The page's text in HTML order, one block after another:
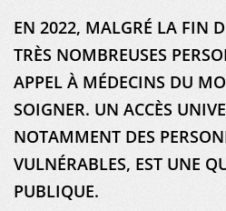
MDM
SUR LE
ACTUALITÉS
PUBLICATIONS
EN 2022, MALGRÉ LA FIN
TRÈS NOMBREUSES
APPEL À MÉDECINS DU
SOIGNER. UN ACCÈS
NOTAMMENT DES
VULNÉRABLES, EST UNE
PUBLIQUE.